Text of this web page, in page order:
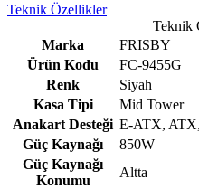
Teknik Özellikler
Teknik
Marka
FRISBY
Ürün Kodu
FC-9455G
Renk
Siyah
Kasa Tipi
Mid Tower
Anakart Desteği E-ATX,
Güç Kaynağı
850W
Güç Kaynağı
Konumu
Altta